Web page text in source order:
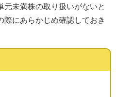
元未満株の取り扱いがないと
際にあらかじめ確認しておき